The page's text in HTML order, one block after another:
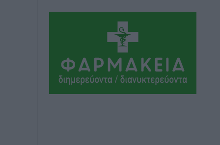
Ακαθάριστα οικόπεδα: Τι γίνεται όταν
ο ιδιοκτήτης δεν τα καθαρίσει – Πώς
κινούνται δήμοι και ΠΣ, ποιος
πληρώνει τον λογαριασμό
Τοπικές Ειδήσεις πριν 5 ώρες